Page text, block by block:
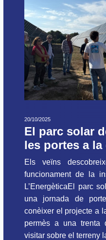
20/10/2025
El parc solar
les portes a
Els veïns
funcionament de la
L’EnergèticaEl parc
una jornada de
conèixer el projecte a
permès a una trenta
visitar sobre el terreny